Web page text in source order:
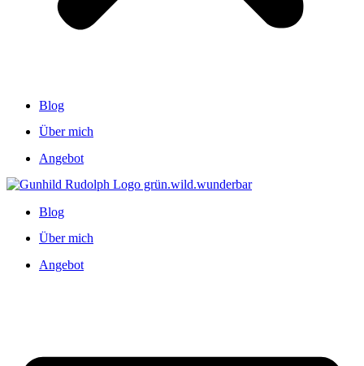
Blog
Über mich
Angebot
Blog
Über mich
Angebot